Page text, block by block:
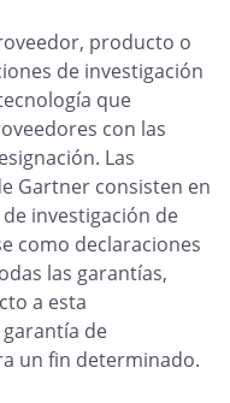
producto o
de investigación
que
con las
Las
Gartner consisten en
investigación de
como declaraciones
las garantías,
a esta
de
un fin determinado.